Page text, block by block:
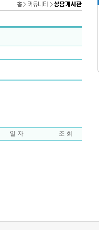
일 자 조 회